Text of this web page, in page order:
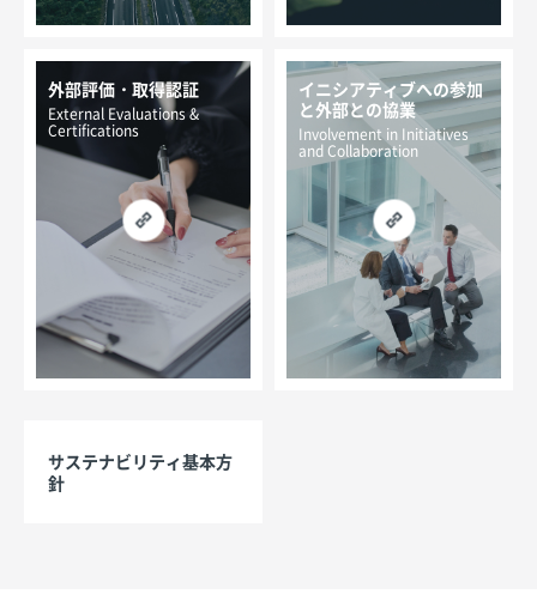
外部評価・取得認証
External Evaluations &
Certifications
イニシアティブへの参加
と外部との協業
Involvement in Initiatives
and Collaboration
サステナビリティ基本方
針